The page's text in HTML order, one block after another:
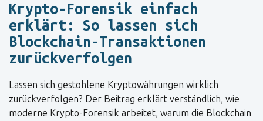
Krypto-Forensik einfach
erklärt: So lassen sich
Blockchain-Transaktionen
zurückverfolgen
Lassen sich gestohlene Kryptowährungen wirklich
zurückverfolgen? Der Beitrag erklärt verständlich, wie
moderne Krypto-Forensik arbeitet, warum die Blockchain